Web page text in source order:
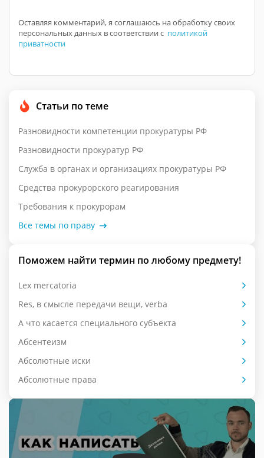
Оставляя комментарий, я соглашаюсь на обработку своих
персональных данных в соответствии с политикой
приватности
Статьи по теме
Разновидности компетенции прокуратуры РФ
Разновидности прокуратур РФ
Служба в органах и организациях прокуратуры РФ
Средства прокурорского реагирования
Требования к прокурорам
Все темы по праву
Поможем найти термин по любому предмету!
Lex mercatoria
Res, в смысле передачи вещи, verba
А что касается специального субъекта
Абсентеизм
Абсолютные иски
Абсолютные права